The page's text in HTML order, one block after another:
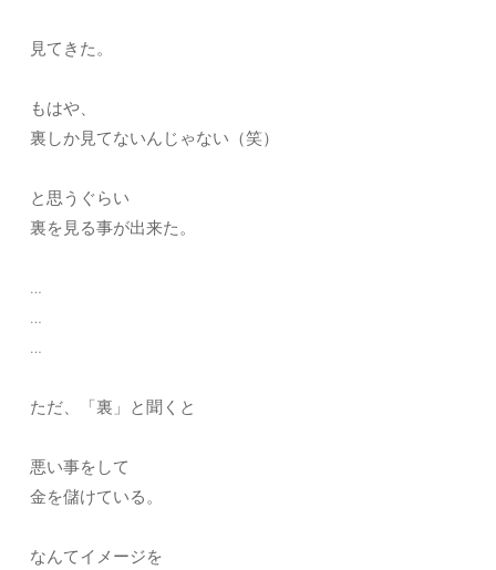
見てきた。
もはや、
裏しか見てないんじゃない（笑）
と思うぐらい
裏を見る事が出来た。
…
…
…
ただ、「裏」と聞くと
悪い事をして
金を儲けている。
なんてイメージを